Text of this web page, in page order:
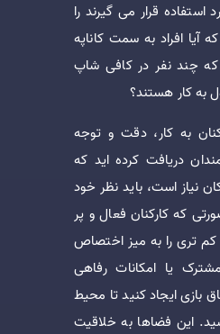
قرار می گیرند را
آیا افراد به سمت کاناپه
که چند نفر در کافی شاپ
به کار هستند؟
به کار، دقت و توجه
دریافت کرده اید که
نیاز است، باید نظر خود
که کارکنان فعال و پر
تری را به میز اختصاص
یا امکانات رفاهی
بازی ایجاد کنید تا محیط
این فضاها به خلاقیت